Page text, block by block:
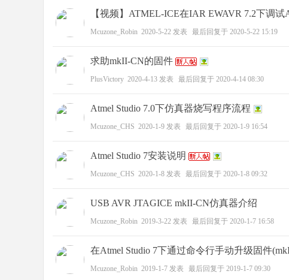
【视频】ATMEL-ICE在IAR EWAVR 7.2下调
Mcuzone_Robin 2020-5-22 发表 最后回复于 2020-5-22 15:19
求助mkII-CN的固件
PlusVictory 2020-4-13 发表 最后回复于 2020-4-14 08:30
Atmel Studio 7.0下仿真器烧写程序流程
Mcuzone_CHS 2020-1-9 发表 最后回复于 2020-1-9 16:54
Atmel Studio 7安装说明
Mcuzone_CHS 2020-1-8 发表 最后回复于 2020-1-8 09:32
USB AVR JTAGICE mkII-CN仿真器介绍
Mcuzone_Robin 2019-3-22 发表 最后回复于 2020-1-7 16:58
在Atmel Studio 7下通过命令行手动升级固件
Mcuzone_Robin 2019-1-7 发表 最后回复于 2019-1-7 09:30